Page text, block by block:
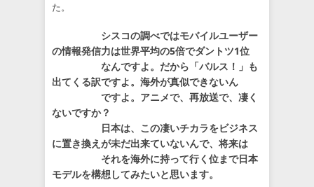
た。
シスコの調べではモバイルユーザー
の情報発信力は世界平均の5倍でダントツ1位
なんですよ。だから「バルス！」も
出てくる訳ですよ。海外が真似できないん
ですよ。アニメで、再放送で、凄く
ないですか？
日本は、この凄いチカラをビジネス
に置き換えが未だ出来ていないんで、将来は
それを海外に持って行く位まで日本
モデルを構想してみたいと思います。